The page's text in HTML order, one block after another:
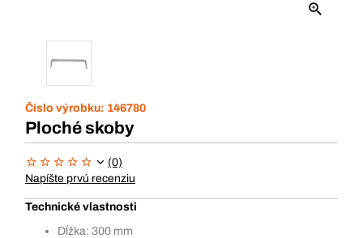
Číslo výrobku: 146780
Ploché skoby
(0)
Napíšte prvú recenziu
Technické vlastnosti
Dĺžka: 300 mm